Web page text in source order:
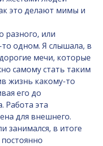
это делают мимы и
разного, или
одном. Я слышала, в
мечи, которые
самому стать таким
жизнь какому-то
его до
Работа эта
для внешнего.
занимался, в итоге